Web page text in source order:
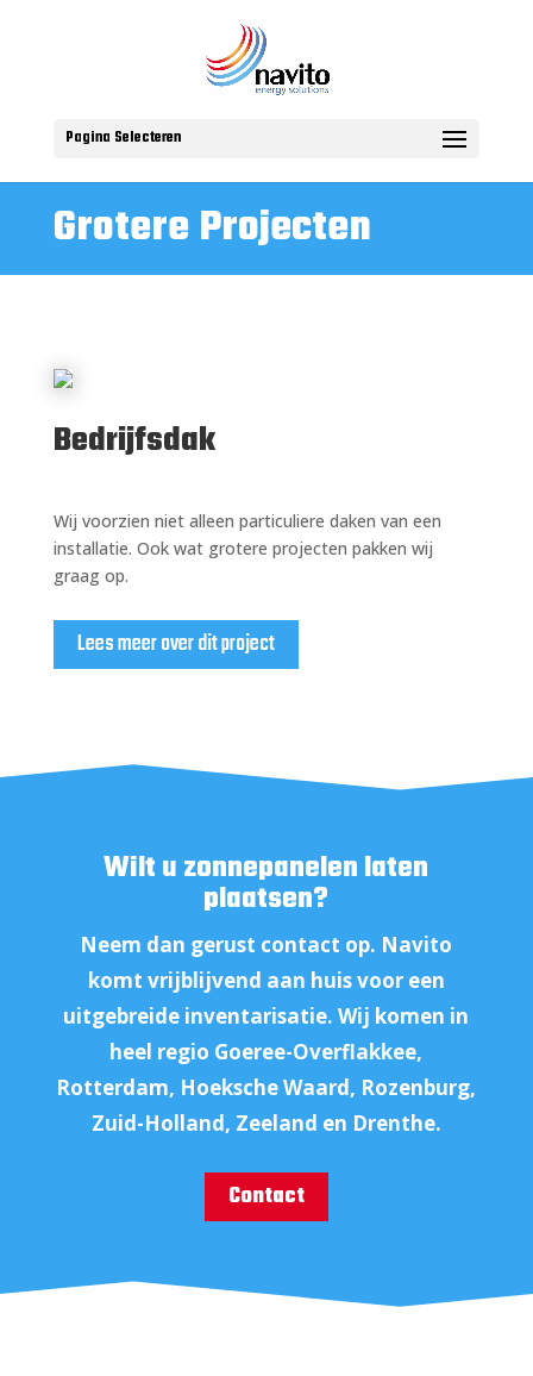
Pagina Selecteren
Grotere Projecten
Bedrijfsdak
Wij voorzien niet alleen particuliere daken van een
installatie. Ook wat grotere projecten pakken wij
graag op.
Lees meer over dit project
Wilt u zonnepanelen laten
plaatsen?
Neem dan gerust contact op. Navito
komt vrijblijvend aan huis voor een
uitgebreide inventarisatie. Wij komen in
heel regio Goeree-Overflakkee,
Rotterdam, Hoeksche Waard, Rozenburg,
Zuid-Holland, Zeeland en Drenthe.
Contact